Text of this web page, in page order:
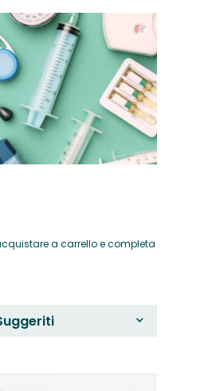
a carrello e completa